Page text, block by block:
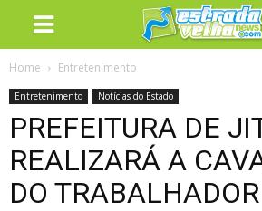
Home Entretenimento
Entretenimento Notícias do Estado
PREFEITURA DE
REALIZARÁ A
DO TRABALHADOR